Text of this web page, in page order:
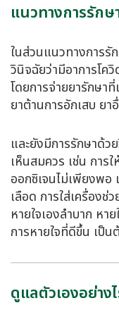
แนวทางการรัก
ในส่วนแนวทางการรั
วินิจฉัยว่ามีอาการโค
โดยการจ่ายยารักษา
ยาต้านการอักเสบ ย
และยังมีการรักษาด้
เห็นสมควร เช่น การ
ออกซิเจนไม่เพียงพอ
เลือด การใส่เครื่องช่
หายใจเองลำบาก หา
การหายใจที่ดีขึ้น เป็น
ดูแลตัวเองอย่าง